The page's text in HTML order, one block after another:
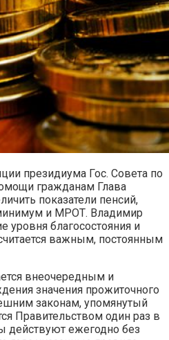
президиума Гос. Совета по
гражданам Глава
показатели пенсий,
и МРОТ. Владимир
уровня благосостояния и
важным, постоянным
внеочередным и
значения прожиточного
законам, упомянутый
Правительством один раз в
действуют ежегодно без